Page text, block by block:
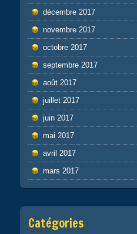
décembre 2017
novembre 2017
octobre 2017
septembre 2017
août 2017
juillet 2017
juin 2017
mai 2017
avril 2017
mars 2017
Catégories